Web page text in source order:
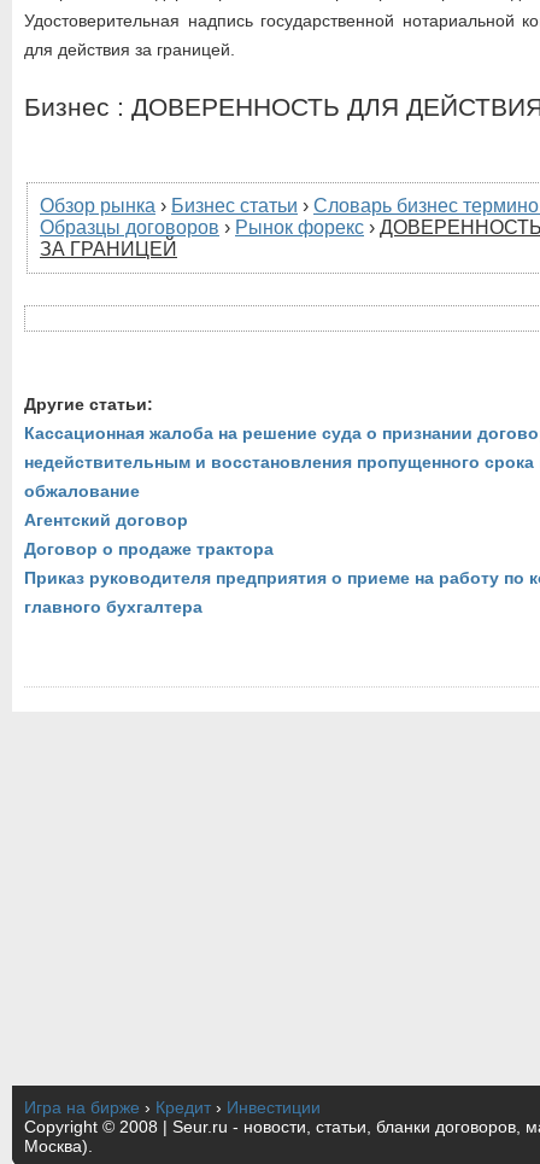
Удостоверительная надпись государственной нотариальной
для действия за границей.
Бизнес : ДОВЕРЕННОСТЬ ДЛЯ
Обзор рынка › Бизнес статьи › Словарь бизнес
Образцы договоров › Рынок форекс ›
ЗА ГРАНИЦЕЙ
Другие статьи:
Кассационная жалоба на решение суда о признании
недействительным и восстановления пропущенного срока
обжалование
Агентский договор
Договор о продаже трактора
Приказ руководителя предприятия о приеме на работу по
главного бухгалтера
Игра на бирже › Кредит › Инвестиции
Copyright © 2008 | Seur.ru - новости, статьи, бланки договоров,
Москва).